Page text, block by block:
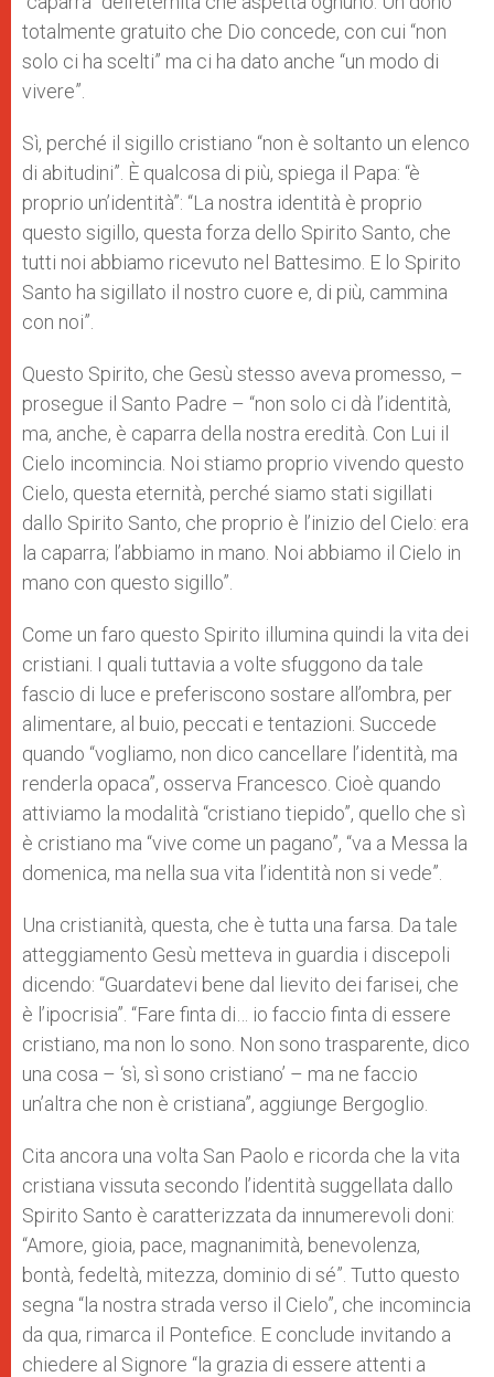
totalmente gratuito che Dio concede, con cui “non
solo ci ha scelti” ma ci ha dato anche “un modo di
vivere”.
Sì, perché il sigillo cristiano “non è soltanto un elenco
di abitudini”. È qualcosa di più, spiega il Papa: “è
proprio un’identità”: “La nostra identità è proprio
questo sigillo, questa forza dello Spirito Santo, che
tutti noi abbiamo ricevuto nel Battesimo. E lo Spirito
Santo ha sigillato il nostro cuore e, di più, cammina
con noi”.
Questo Spirito, che Gesù stesso aveva promesso, –
prosegue il Santo Padre – “non solo ci dà l’identità,
ma, anche, è caparra della nostra eredità. Con Lui il
Cielo incomincia. Noi stiamo proprio vivendo questo
Cielo, questa eternità, perché siamo stati sigillati
dallo Spirito Santo, che proprio è l’inizio del Cielo: era
la caparra; l’abbiamo in mano. Noi abbiamo il Cielo in
mano con questo sigillo”.
Come un faro questo Spirito illumina quindi la vita dei
cristiani. I quali tuttavia a volte sfuggono da tale
fascio di luce e preferiscono sostare all’ombra, per
alimentare, al buio, peccati e tentazioni. Succede
quando “vogliamo, non dico cancellare l’identità, ma
renderla opaca”, osserva Francesco. Cioè quando
attiviamo la modalità “cristiano tiepido”, quello che sì
è cristiano ma “vive come un pagano”, “va a Messa la
domenica, ma nella sua vita l’identità non si vede”.
Una cristianità, questa, che è tutta una farsa. Da tale
atteggiamento Gesù metteva in guardia i discepoli
dicendo: “Guardatevi bene dal lievito dei farisei, che
è l’ipocrisia”. “Fare finta di… io faccio finta di essere
cristiano, ma non lo sono. Non sono trasparente, dico
una cosa – ‘sì, sì sono cristiano’ – ma ne faccio
un’altra che non è cristiana”, aggiunge Bergoglio.
Cita ancora una volta San Paolo e ricorda che la vita
cristiana vissuta secondo l’identità suggellata dallo
Spirito Santo è caratterizzata da innumerevoli doni:
“Amore, gioia, pace, magnanimità, benevolenza,
bontà, fedeltà, mitezza, dominio di sé”. Tutto questo
segna “la nostra strada verso il Cielo”, che incomincia
da qua, rimarca il Pontefice. E conclude invitando a
chiedere al Signore “la grazia di essere attenti a